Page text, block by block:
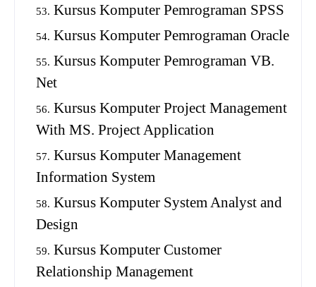
Kursus Komputer Pemrograman SPSS
Kursus Komputer Pemrograman Oracle
Kursus Komputer Pemrograman VB.
Net
Kursus Komputer Project Management
With MS. Project Application
Kursus Komputer Management
Information System
Kursus Komputer System Analyst and
Design
Kursus Komputer Customer
Relationship Management